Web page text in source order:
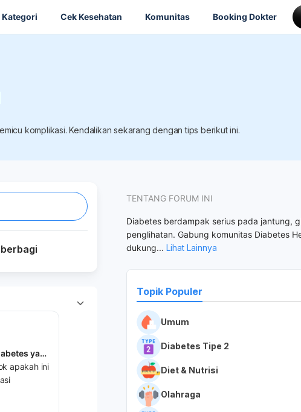
Kategori Cek Kesehatan Komunitas Booking Dokter
komplikasi. Kendalikan sekarang dengan tips berikut ini.
Halo dok ibu saya punya diabetes yang tidak terkontrol tiba tiba ada lepuhan di jari trus meletus cara apa bahaya dok?
apakah ini
TENTANG FORUM INI
Diabetes berdampak serius pada jantung,
penglihatan. Gabung komunitas Diabetes
dukung...Lihat Lainnya
Topik Populer
Umum
Diabetes Tipe 2
Diet & Nutrisi
Olahraga